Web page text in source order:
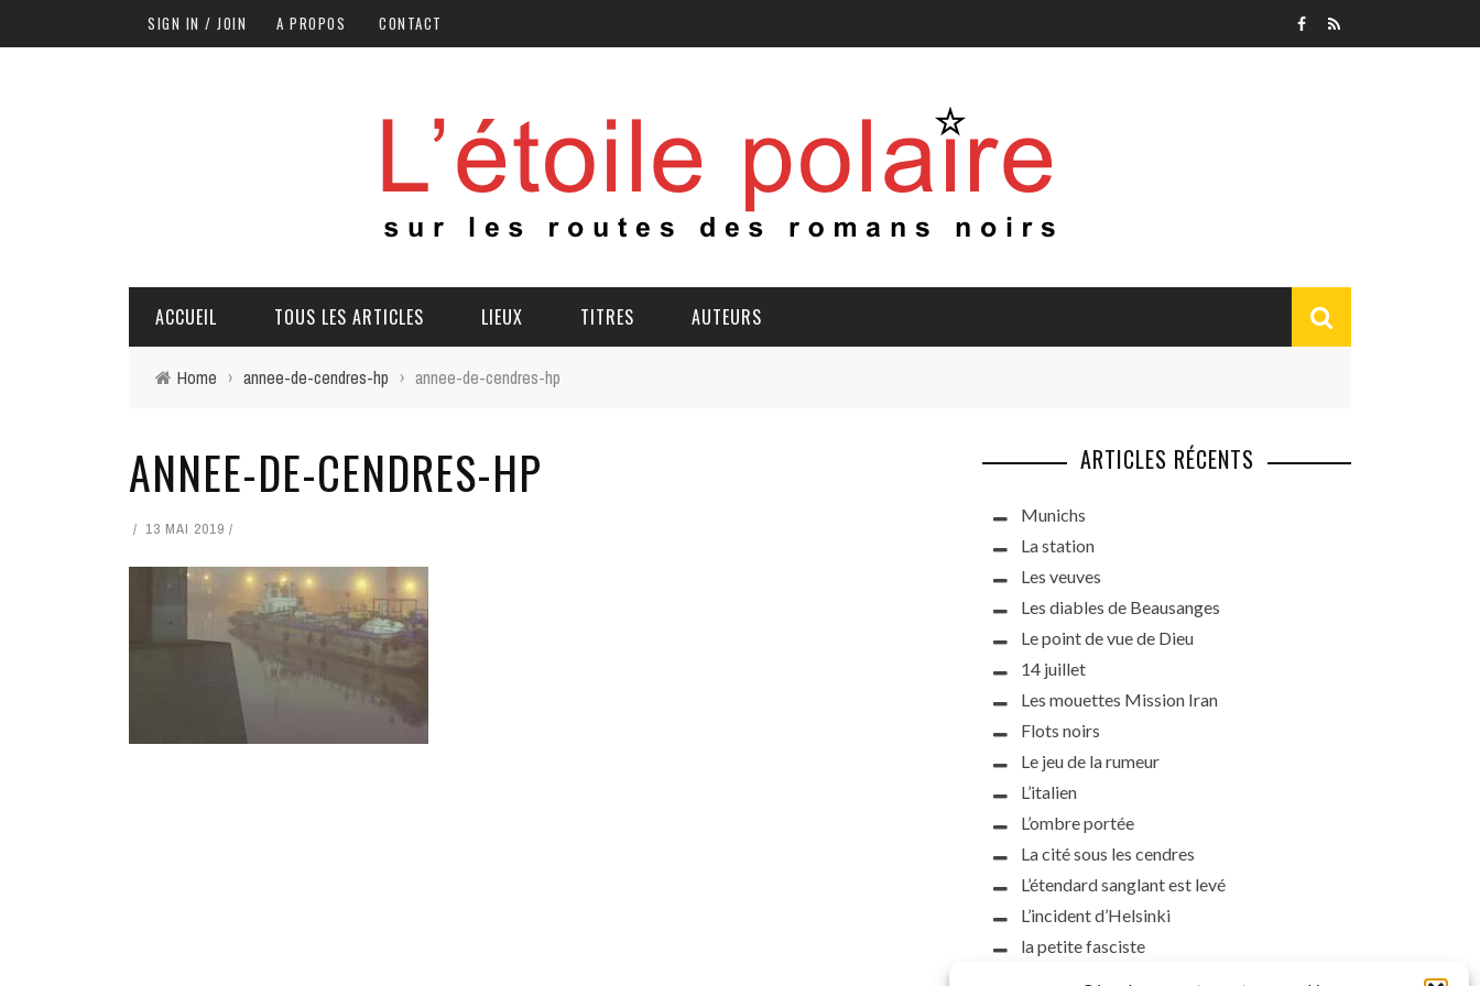
SIGN IN / JOIN A PROPOS CONTACT
ACCUEIL TOUS LES ARTICLES LIEUX TITRES AUTEURS
Home › annee-de-cendres-hp › annee-de-cendres-hp
ANNEE-DE-CENDRES-HP
13 MAI 2019
ARTICLES RÉCENTS
Munichs
La station
Les veuves
Les diables de Beausanges
Le point de vue de Dieu
14 juillet
Les mouettes Mission Iran
Flots noirs
Le jeu de la rumeur
L’italien
L’ombre portée
La cité sous les cendres
L’étendard sanglant est levé
L’incident d’Helsinki
la petite fasciste